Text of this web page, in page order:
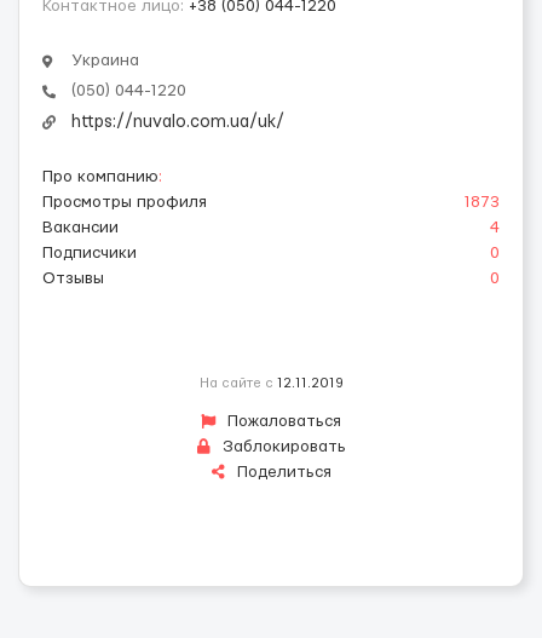
Контактное лицо: +38 (050) 044-1220
Украина
(050) 044-1220
https://nuvalo.com.ua/uk/
Про компанию:
Просмотры профиля
1873
Вакансии
4
Подписчики
0
Отзывы
0
На сайте с 12.11.2019
Пожаловаться
Заблокировать
Поделиться